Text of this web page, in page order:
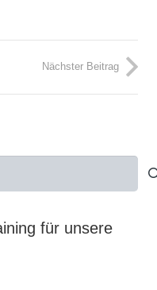
Nächster Beitrag
für unsere